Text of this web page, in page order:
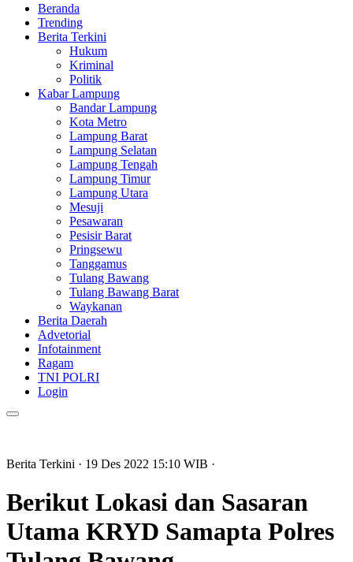
Beranda
Trending
Berita Terkini
Hukum
Kriminal
Politik
Kabar Lampung
Bandar Lampung
Kota Metro
Lampung Barat
Lampung Selatan
Lampung Tengah
Lampung Timur
Lampung Utara
Mesuji
Pesawaran
Pesisir Barat
Pringsewu
Tanggamus
Tulang Bawang
Tulang Bawang Barat
Waykanan
Berita Daerah
Advetorial
Infotainment
Ragam
TNI POLRI
Login
Berita Terkini · 19 Des 2022 15:10 WIB ·
Berikut Lokasi dan Sasaran
Utama KRYD Samapta Polres